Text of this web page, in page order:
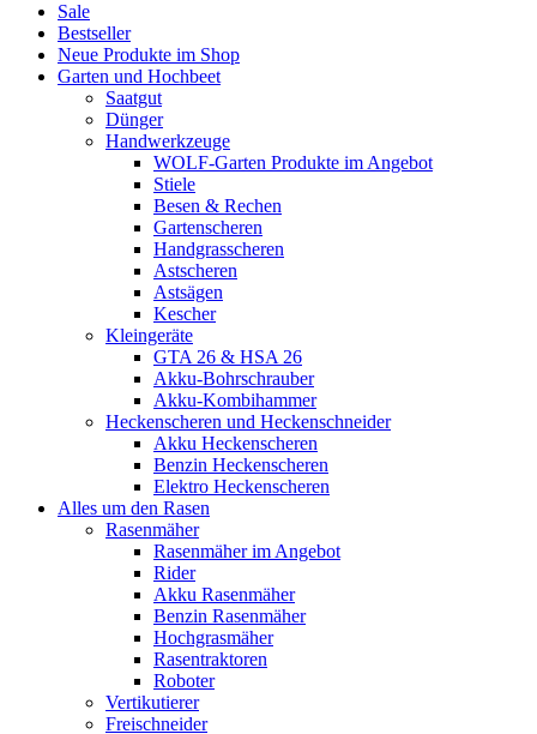
Sale
Bestseller
Neue Produkte im Shop
Garten und Hochbeet
Saatgut
Dünger
Handwerkzeuge
WOLF-Garten Produkte im Angebot
Stiele
Besen & Rechen
Gartenscheren
Handgrasscheren
Astscheren
Astsägen
Kescher
Kleingeräte
GTA 26 & HSA 26
Akku-Bohrschrauber
Akku-Kombihammer
Heckenscheren und Heckenschneider
Akku Heckenscheren
Benzin Heckenscheren
Elektro Heckenscheren
Alles um den Rasen
Rasenmäher
Rasenmäher im Angebot
Rider
Akku Rasenmäher
Benzin Rasenmäher
Hochgrasmäher
Rasentraktoren
Roboter
Vertikutierer
Freischneider